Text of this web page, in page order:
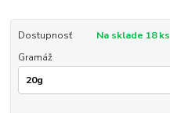
Dostupnosť
Na sklade 18 ks
Gramáž